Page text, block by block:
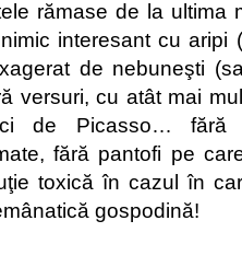
rămase de la ultima
interesant cu aripi
de nebuneşti
versuri, cu atât mai
de Picasso… fără
fără pantofi pe
toxică în cazul în
gospodină!